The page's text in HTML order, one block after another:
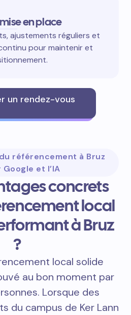
en place
ajustements réguliers et
pour maintenir et
un rendez-vous
référencement à Bruz
Google et l’IA
concrets
local
à Bruz
?
local solide
au bon moment par
Lorsque des
du campus de Ker Lann